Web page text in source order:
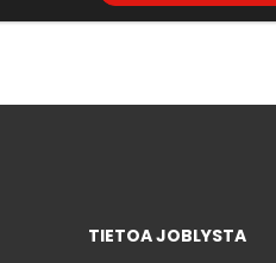
TIETOA JOBLYSTA